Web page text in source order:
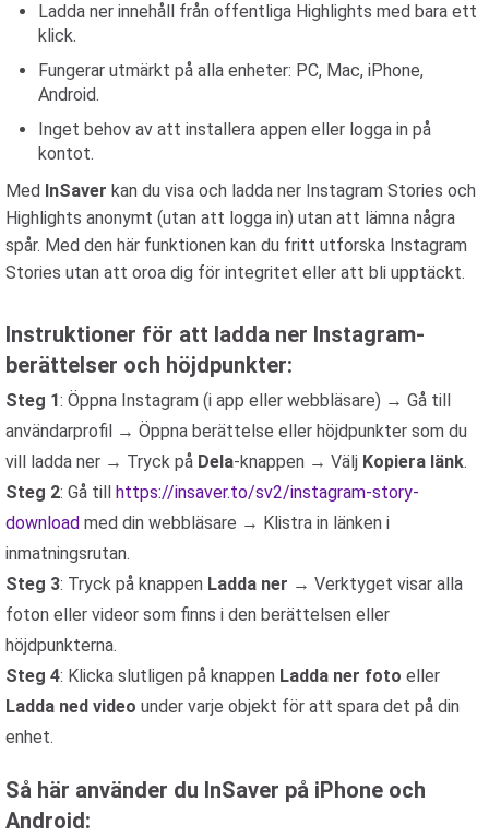
Ladda ner innehåll från offentliga Highlights med bara ett
klick.
Fungerar utmärkt på alla enheter: PC, Mac, iPhone,
Android.
Inget behov av att installera appen eller logga in på
kontot.
Med InSaver kan du visa och ladda ner Instagram Stories och
Highlights anonymt (utan att logga in) utan att lämna några
spår. Med den här funktionen kan du fritt utforska Instagram
Stories utan att oroa dig för integritet eller att bli upptäckt.
Instruktioner för att ladda ner Instagram-
berättelser och höjdpunkter:
Steg 1: Öppna Instagram (i app eller webbläsare) → Gå till
användarprofil → Öppna berättelse eller höjdpunkter som du
vill ladda ner → Tryck på Dela-knappen → Välj Kopiera länk.
Steg 2: Gå till https://insaver.to/sv2/instagram-story-
download med din webbläsare → Klistra in länken i
inmatningsrutan.
Steg 3: Tryck på knappen Ladda ner → Verktyget visar alla
foton eller videor som finns i den berättelsen eller
höjdpunkterna.
Steg 4: Klicka slutligen på knappen Ladda ner foto eller
Ladda ned video under varje objekt för att spara det på din
enhet.
Så här använder du InSaver på iPhone och
Android: